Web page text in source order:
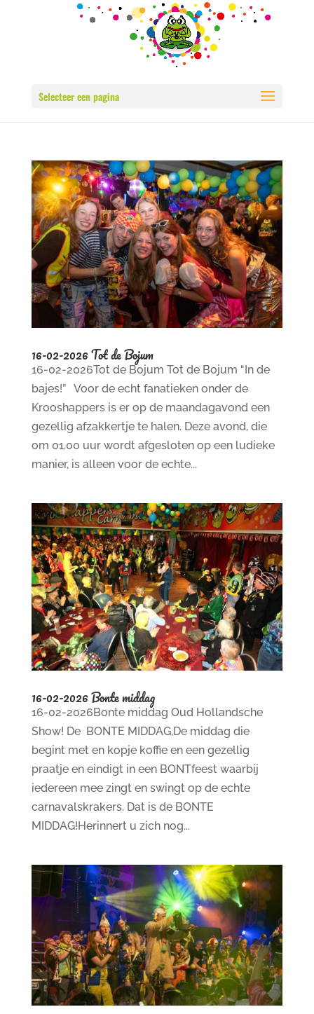
Selecteer een pagina
16-02-2026 Tot de Bojum
16-02-2026Tot de Bojum Tot de Bojum “In de
bajes!” Voor de echt fanatieken onder de
Krooshappers is er op de maandagavond een
gezellig afzakkertje te halen. Deze avond, die
om 01.00 uur wordt afgesloten op een ludieke
manier, is alleen voor de echte...
16-02-2026 Bonte middag
16-02-2026Bonte middag Oud Hollandsche
Show! De BONTE MIDDAG,De middag die
begint met en kopje koffie en een gezellig
praatje en eindigt in een BONTfeest waarbij
iedereen mee zingt en swingt op de echte
carnavalskrakers. Dat is de BONTE
MIDDAG!Herinnert u zich nog...